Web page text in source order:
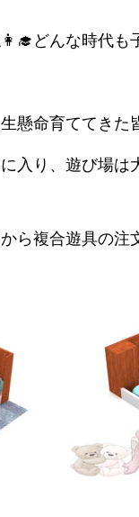
どんな時代も
懸命育ててき
入り、遊び場
ら複合遊具の